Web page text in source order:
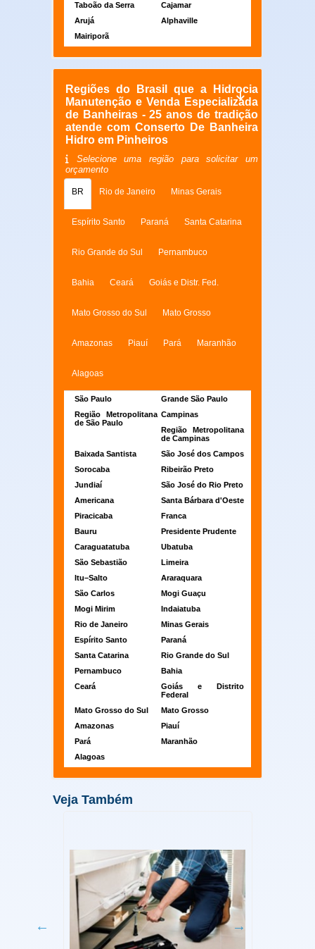
Taboão da Serra
Cajamar
Arujá
Alphaville
Mairiporã
Regiões do Brasil que a Hidrocia
Manutenção e Venda Especializada
de Banheiras - 25 anos de tradição
atende com Conserto De Banheira
Hidro em Pinheiros
Selecione uma região para solicitar um
orçamento
BR Rio de Janeiro Minas Gerais
Espírito Santo Paraná Santa Catarina
Rio Grande do Sul Pernambuco
Bahia Ceará Goiás e Distr. Fed.
Mato Grosso do Sul Mato Grosso
Amazonas Piauí Pará Maranhão
Alagoas
São Paulo
Grande São Paulo
Região Metropolitana
de São Paulo
Campinas
Região Metropolitana
de Campinas
Baixada Santista
São José dos Campos
Sorocaba
Ribeirão Preto
Jundiaí
São José do Rio Preto
Americana
Santa Bárbara d'Oeste
Piracicaba
Franca
Bauru
Presidente Prudente
Caraguatatuba
Ubatuba
São Sebastião
Limeira
Itu–Salto
Araraquara
São Carlos
Mogi Guaçu
Mogi Mirim
Indaiatuba
Rio de Janeiro
Minas Gerais
Espírito Santo
Paraná
Santa Catarina
Rio Grande do Sul
Pernambuco
Bahia
Ceará
Goiás e Distrito
Federal
Mato Grosso do Sul
Mato Grosso
Amazonas
Piauí
Pará
Maranhão
Alagoas
Veja Também